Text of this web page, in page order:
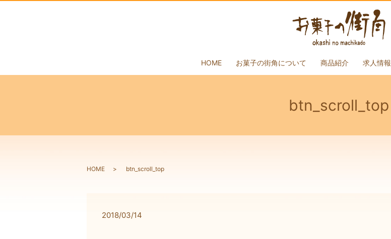
HOME お菓子の街角について 商品紹介 求人情報
btn_scroll_top
HOME btn_scroll_top
2018/03/14